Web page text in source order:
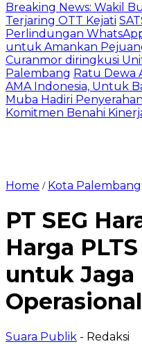
Breaking News: Wakil
Terjaring OTT Kejati
Perlindungan
untuk Amankan
Curanmor diringkusi
Palembang Ratu Dewa
AMA Indonesia, Untuk
Muba Hadiri
Komitmen Benahi
Home / Kota Palembang
PT SEG
Harga
untuk Jaga
Operasional
Suara Publik - Redaksi